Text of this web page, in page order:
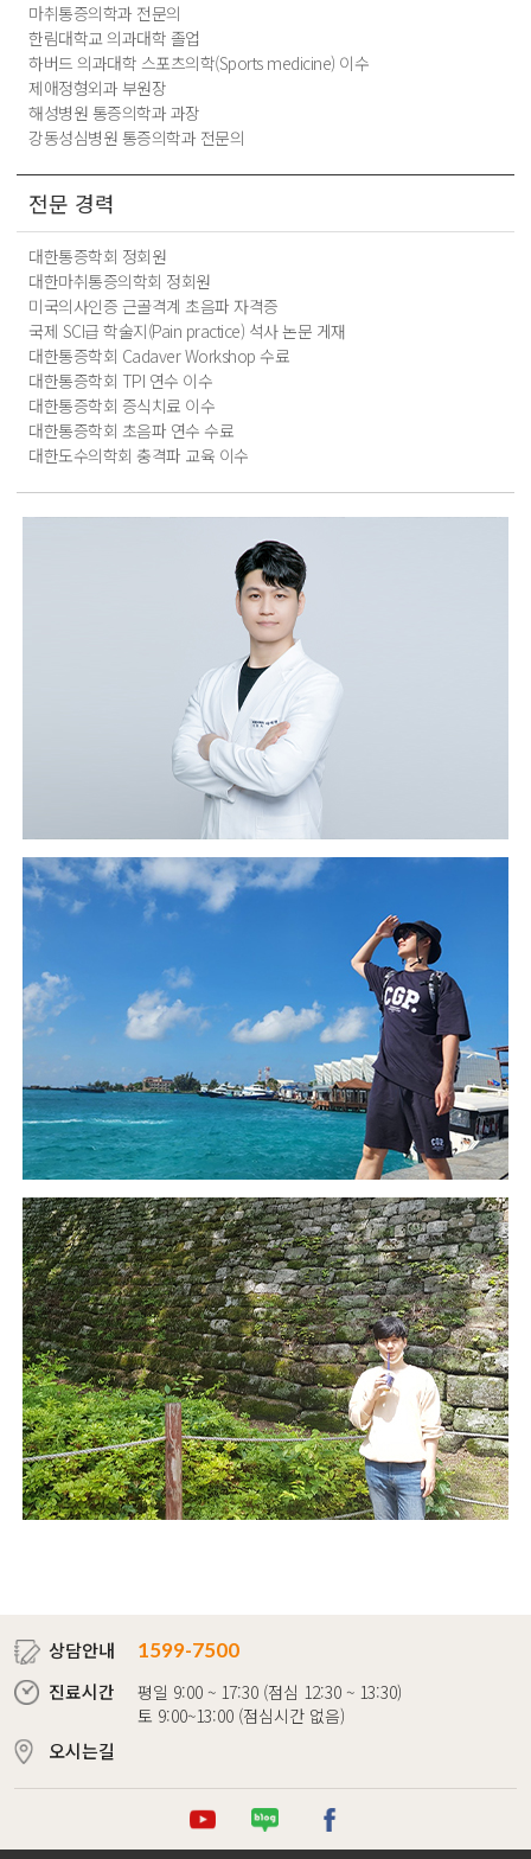
마취통증의학과 전문의
한림대학교 의과대학 졸업
하버드 의과대학 스포츠의학(Sports medicine) 이수
제애정형외과 부원장
해성병원 통증의학과 과장
강동성심병원 통증의학과 전문의
전문 경력
대한통증학회 정회원
대한마취통증의학회 정회원
미국의사인증 근골격계 초음파 자격증
국제 SCI급 학술지(Pain practice) 석사 논문 게재
대한통증학회 Cadaver Workshop 수료
대한통증학회 TPI 연수 이수
대한통증학회 증식치료 이수
대한통증학회 초음파 연수 수료
대한도수의학회 충격파 교육 이수
상담안내
1599-7500
진료시간
평일 9:00 ~ 17:30 (점심 12:30 ~ 13:30)
토 9:00~13:00 (점심시간 없음)
오시는길